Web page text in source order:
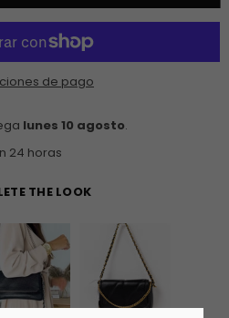
de pago
lunes 10 agosto.
24 horas
THE LOOK